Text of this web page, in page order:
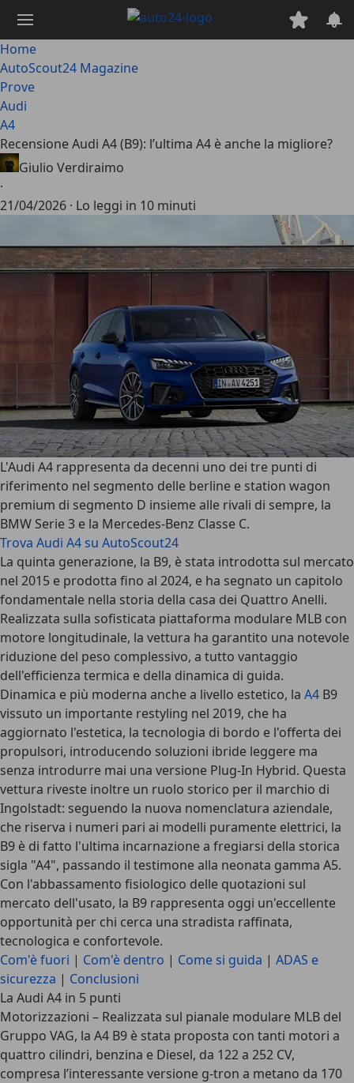
contenuto
principale
Home
AutoScout24 Magazine
Prove
Audi
A4
Recensione Audi A4 (B9): l’ultima A4 è anche la migliore?
Giulio Verdiraimo
·
21/04/2026 · Lo leggi in 10 minuti
L'Audi A4 rappresenta da decenni uno dei tre punti di
riferimento nel segmento delle berline e station wagon
premium di segmento D insieme alle rivali di sempre, la
BMW Serie 3 e la Mercedes-Benz Classe C.
Trova Audi A4 su AutoScout24
La quinta generazione, la B9, è stata introdotta sul mercato
nel 2015 e prodotta fino al 2024, e ha segnato un capitolo
fondamentale nella storia della casa dei Quattro Anelli.
Realizzata sulla sofisticata piattaforma modulare MLB con
motore longitudinale, la vettura ha garantito una notevole
riduzione del peso complessivo, a tutto vantaggio
dell'efficienza termica e della dinamica di guida.
Dinamica e più moderna anche a livello estetico, la A4 B9
vissuto un importante restyling nel 2019, che ha
aggiornato l'estetica, la tecnologia di bordo e l'offerta dei
propulsori, introducendo soluzioni ibride leggere ma
senza introdurre mai una versione Plug-In Hybrid. Questa
vettura riveste inoltre un ruolo storico per il marchio di
Ingolstadt: seguendo la nuova nomenclatura aziendale,
che riserva i numeri pari ai modelli puramente elettrici, la
B9 è di fatto l'ultima incarnazione a fregiarsi della storica
sigla "A4", passando il testimone alla neonata gamma A5.
Con l'abbassamento fisiologico delle quotazioni sul
mercato dell'usato, la B9 rappresenta oggi un'eccellente
opportunità per chi cerca una stradista raffinata,
tecnologica e confortevole.
Com'è fuori | Com'è dentro | Come si guida | ADAS e
sicurezza | Conclusioni
La Audi A4 in 5 punti
Motorizzazioni – Realizzata sul pianale modulare MLB del
Gruppo VAG, la A4 B9 è stata proposta con tanti motori a
quattro cilindri, benzina e Diesel, da 122 a 252 CV,
compresa l’interessante versione g-tron a metano da 170